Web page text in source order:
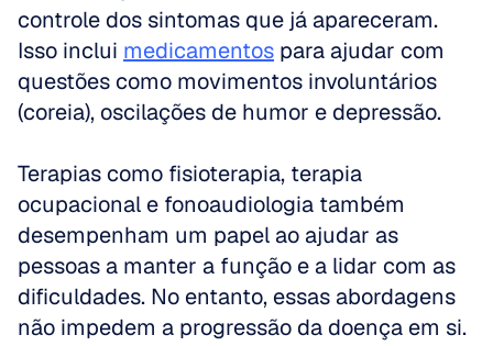
controle dos sintomas que já apareceram.
Isso inclui medicamentos para ajudar com
questões como movimentos involuntários
(coreia), oscilações de humor e depressão.
Terapias como fisioterapia, terapia
ocupacional e fonoaudiologia também
desempenham um papel ao ajudar as
pessoas a manter a função e a lidar com as
dificuldades. No entanto, essas abordagens
não impedem a progressão da doença em si.